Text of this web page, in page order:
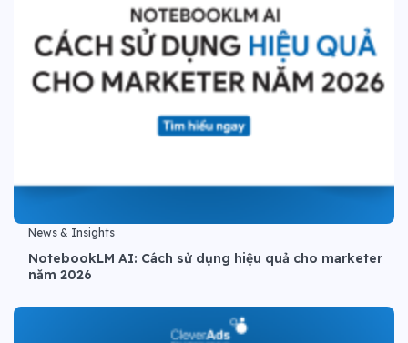
News & Insights
NotebookLM AI: Cách sử dụng hiệu quả cho marketer
năm 2026